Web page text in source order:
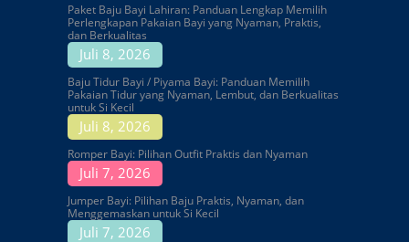
Paket Baju Bayi Lahiran: Panduan Lengkap Memilih
Perlengkapan Pakaian Bayi yang Nyaman, Praktis,
dan Berkualitas
Juli 8, 2026
Baju Tidur Bayi / Piyama Bayi: Panduan Memilih
Pakaian Tidur yang Nyaman, Lembut, dan Berkualitas
untuk Si Kecil
Juli 8, 2026
Romper Bayi: Pilihan Outfit Praktis dan Nyaman
Juli 7, 2026
Jumper Bayi: Pilihan Baju Praktis, Nyaman, dan
Menggemaskan untuk Si Kecil
Juli 7, 2026